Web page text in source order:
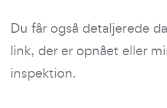
Du får også detaljerede
link, der er opnået eller
inspektion.